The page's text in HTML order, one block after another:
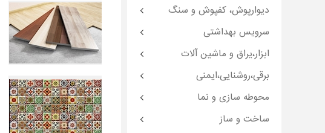
دیوارپوش، کفپوش و سنگ
سرویس بهداشتی
ابزار،یراق و ماشین آلات
برقی،روشنایی،ایمنی
محوطه سازی و نما
ساخت و ساز